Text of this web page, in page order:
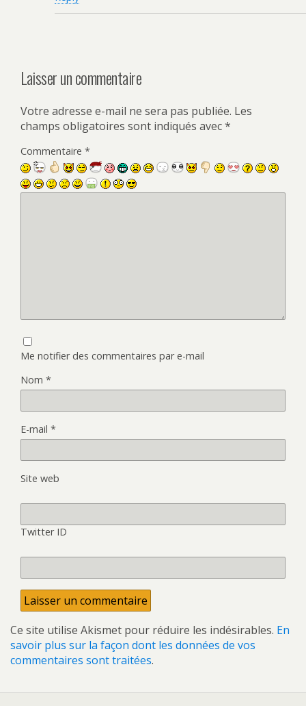
Laisser un commentaire
Votre adresse e-mail ne sera pas publiée. Les
champs obligatoires sont indiqués avec*
Commentaire *
Me notifier des commentaires par e-mail
Nom *
E-mail *
Site web
Twitter ID
Ce site utilise Akismet pour réduire les indésirables. En
savoir plus sur la façon dont les données de vos
commentaires sont traitées.